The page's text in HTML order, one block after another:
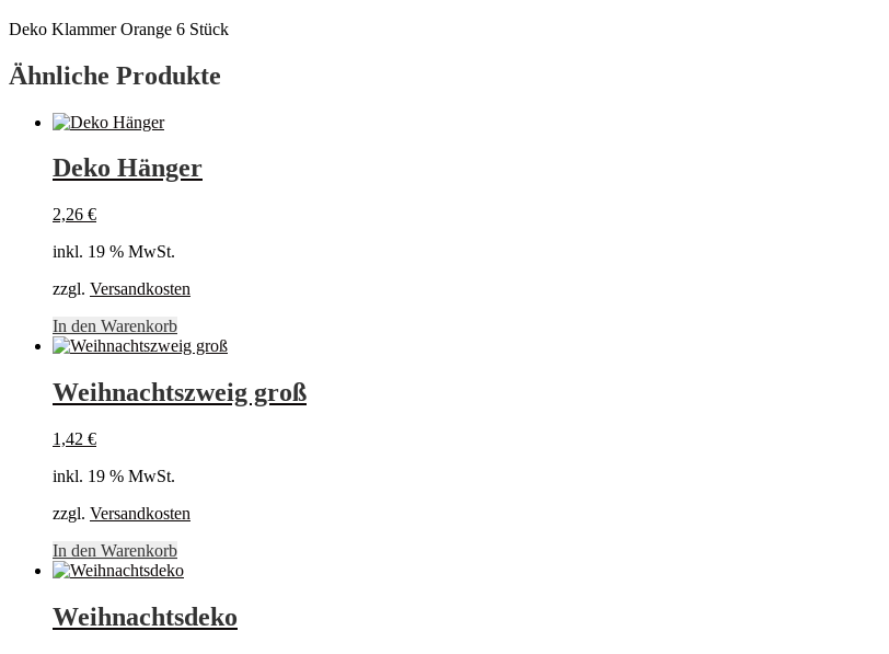
Deko Klammer Orange 6 Stück
Ähnliche Produkte
Deko Hänger
2,26 €
inkl. 19 % MwSt.
zzgl. Versandkosten
In den Warenkorb
Weihnachtszweig groß
1,42 €
inkl. 19 % MwSt.
zzgl. Versandkosten
In den Warenkorb
Weihnachtsdeko